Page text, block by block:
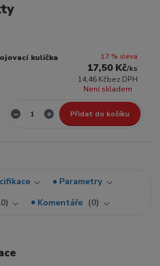
kulička 17 % sleva
17,50 Kč/ks
14,46 Kčbez DPH
Není skladem
Přidat do košíku
Parametry
Komentáře 0